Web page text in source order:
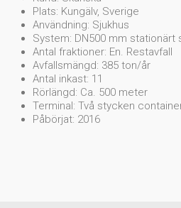
Plats: Kungälv, Sverige
Användning: Sjukhus
System: DN500 mm
Antal fraktioner: En. Restavfall
Avfallsmängd: 385 ton/år
Antal inkast: 11
Rörlängd: Ca. 500 meter
Terminal: Två stycken
Påbörjat: 2016